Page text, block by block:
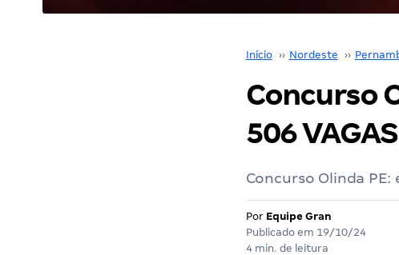
Início ›› Nordeste ››
Concurso
506
Concurso Olinda
Por Equipe Gran
Publicado em 19/10/24
4 min. de leitura